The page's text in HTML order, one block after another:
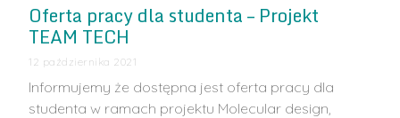
Oferta pracy dla studenta – Projekt
TEAM TECH
12 października 2021
Informujemy że dostępna jest oferta pracy dla
studenta w ramach projektu Molecular design,